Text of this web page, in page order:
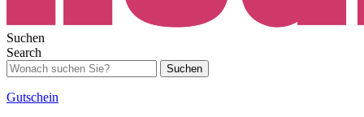
Suchen
Search
Suchen
Gutschein